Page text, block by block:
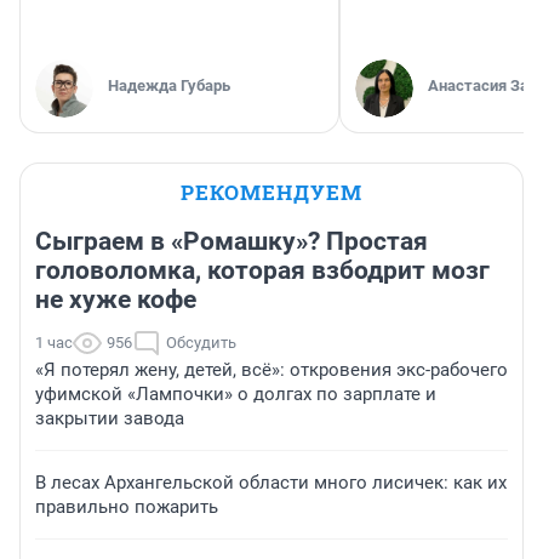
Надежда Губарь Анастасия
РЕКОМЕНДУЕМ
Сыграем в «Ромашку»? Простая
головоломка, которая взбодрит мозг
не хуже кофе
1 час 956 Обсудить
«Я потерял жену, детей, всё»: откровения экс-рабочего
уфимской «Лампочки» о долгах по зарплате и
закрытии завода
В лесах Архангельской области много лисичек: как их
правильно пожарить